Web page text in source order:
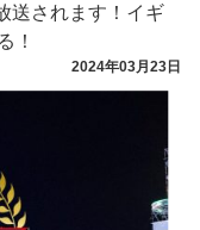
2024年03月23日
送されます！イギ
！